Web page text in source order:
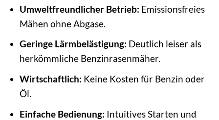
Umweltfreundlicher Betrieb: Emissionsfreies
Mähen ohne Abgase.
Geringe Lärmbelästigung: Deutlich leiser als
herkömmliche Benzinrasenmäher.
Wirtschaftlich: Keine Kosten für Benzin oder
Öl.
Einfache Bedienung: Intuitives Starten und